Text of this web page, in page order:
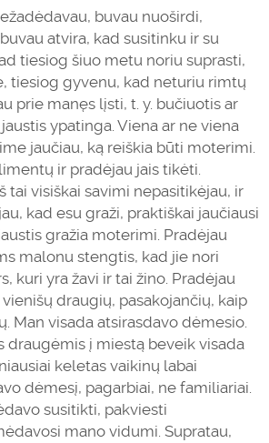
buvau nuoširdi,
atvira, kad susitinku ir su
tiesiog šiuo metu noriu suprasti,
tiesiog gyvenu, kad neturiu rimtų
prie manęs lįsti, t. y. bučiuotis ar
ypatinga. Viena ar ne viena
jaučiau, ką reiškia būti moterimi.
ir pradėjau jais tikėti.
tai visiškai savimi nepasitikėjau, ir
kad esu graži, praktiškai jaučiausi
gražia moterimi. Pradėjau
malonu stengtis, kad jie nori
kuri yra žavi ir tai žino. Pradėjau
draugių, pasakojančių, kaip
Man visada atsirasdavo dėmesio.
draugėmis į miestą beveik visada
keletas vaikinų labai
dėmesį, pagarbiai, ne familiariai.
susitikti, pakviesti
mano vidumi. Supratau,